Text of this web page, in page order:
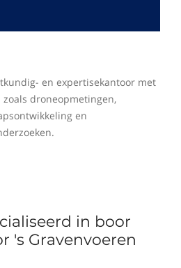
en expertisekantoor met
droneopmetingen,
en
in boor
's Gravenvoeren